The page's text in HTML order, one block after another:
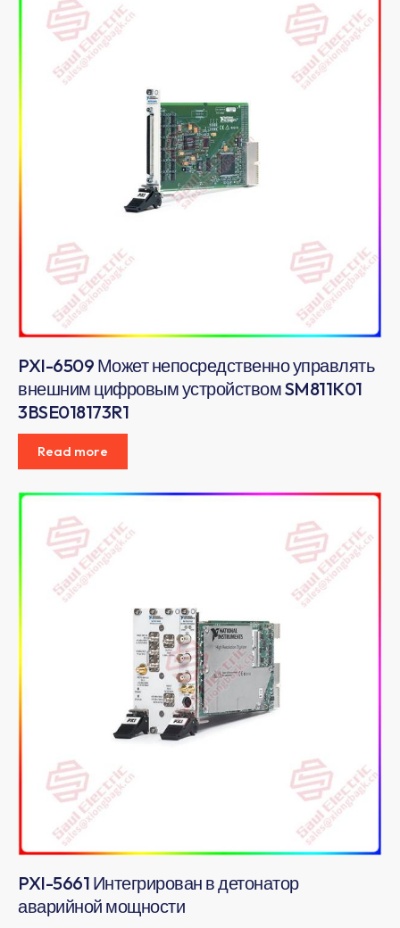
PXI-6509 Может непосредственно управлять
внешним цифровым устройством SM811K01
3BSE018173R1
Read more
PXI-5661 Интегрирован в детонатор
аварийной мощности